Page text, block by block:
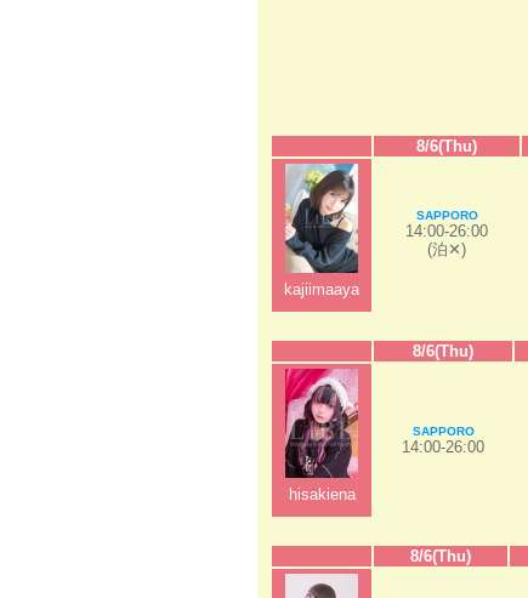
8/6(Thu)
kajiimaaya
SAPPORO
14:00-26:00
(泊✕)
8/6(Thu)
hisakiena
SAPPORO
14:00-26:00
8/6(Thu)